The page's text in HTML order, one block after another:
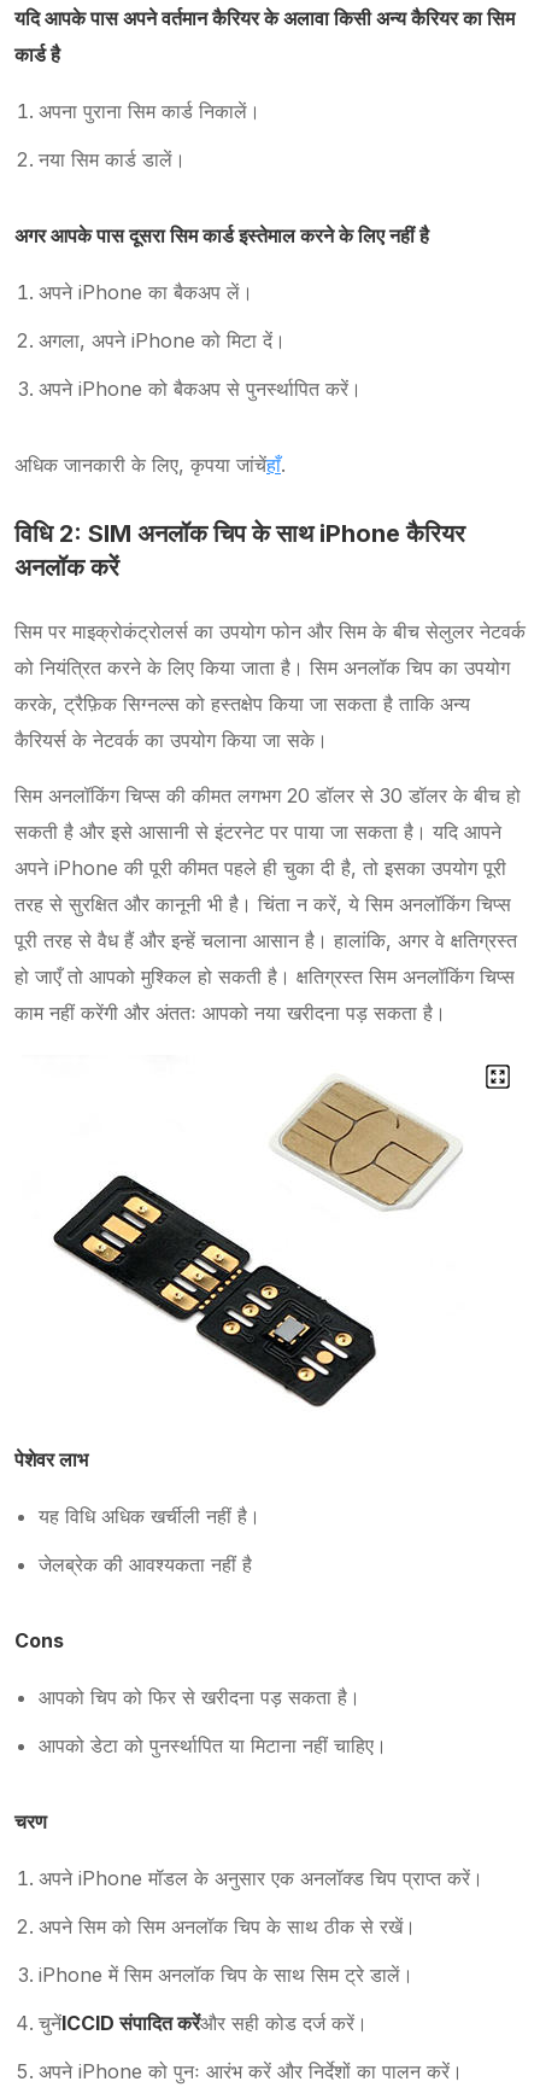
यदि आपके पास अपने वर्तमान कैरियर के अलावा किसी अन्य कैरियर का सिम
कार्ड है
अपना पुराना सिम कार्ड निकालें।
नया सिम कार्ड डालें।
अगर आपके पास दूसरा सिम कार्ड इस्तेमाल करने के लिए नहीं है
अपने iPhone का बैकअप लें।
अगला, अपने iPhone को मिटा दें।
अपने iPhone को बैकअप से पुनर्स्थापित करें।
अधिक जानकारी के लिए, कृपया जांचेंहाँ.
विधि 2: SIM अनलॉक चिप के साथ iPhone कैरियर
अनलॉक करें
सिम पर माइक्रोकंट्रोलर्स का उपयोग फोन और सिम के बीच सेलुलर नेटवर्क
को नियंत्रित करने के लिए किया जाता है। सिम अनलॉक चिप का उपयोग
करके, ट्रैफ़िक सिग्नल्स को हस्तक्षेप किया जा सकता है ताकि अन्य
कैरियर्स के नेटवर्क का उपयोग किया जा सके।
सिम अनलॉकिंग चिप्स की कीमत लगभग 20 डॉलर से 30 डॉलर के बीच हो
सकती है और इसे आसानी से इंटरनेट पर पाया जा सकता है। यदि आपने
अपने iPhone की पूरी कीमत पहले ही चुका दी है, तो इसका उपयोग पूरी
तरह से सुरक्षित और कानूनी भी है। चिंता न करें, ये सिम अनलॉकिंग चिप्स
पूरी तरह से वैध हैं और इन्हें चलाना आसान है। हालांकि, अगर वे क्षतिग्रस्त
हो जाएँ तो आपको मुश्किल हो सकती है। क्षतिग्रस्त सिम अनलॉकिंग चिप्स
काम नहीं करेंगी और अंततः आपको नया खरीदना पड़ सकता है।
पेशेवर लाभ
यह विधि अधिक खर्चीली नहीं है।
जेलब्रेक की आवश्यकता नहीं है
Cons
आपको चिप को फिर से खरीदना पड़ सकता है।
आपको डेटा को पुनर्स्थापित या मिटाना नहीं चाहिए।
चरण
अपने iPhone मॉडल के अनुसार एक अनलॉक्ड चिप प्राप्त करें।
अपने सिम को सिम अनलॉक चिप के साथ ठीक से रखें।
iPhone में सिम अनलॉक चिप के साथ सिम ट्रे डालें।
चुनेंICCID संपादित करेंऔर सही कोड दर्ज करें।
अपने iPhone को पुनः आरंभ करें और निर्देशों का पालन करें।